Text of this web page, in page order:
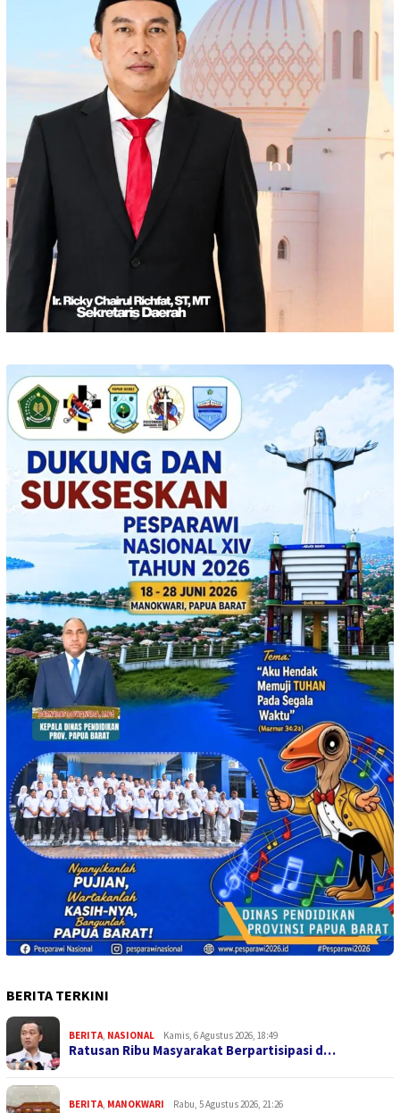
BERITA TERKINI
BERITA, NASIONAL Kamis, 6 Agustus 2026, 18:49
Ratusan Ribu Masyarakat Berpartisipasi d…
BERITA, MANOKWARI Rabu, 5 Agustus 2026, 21:26